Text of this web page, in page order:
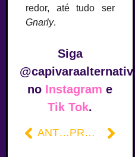
redor, até tudo ser
Gnarly.
Siga
@capivaraalternativa
no Instagram e
Tik Tok.
ANTERIOR PRÓXIMO